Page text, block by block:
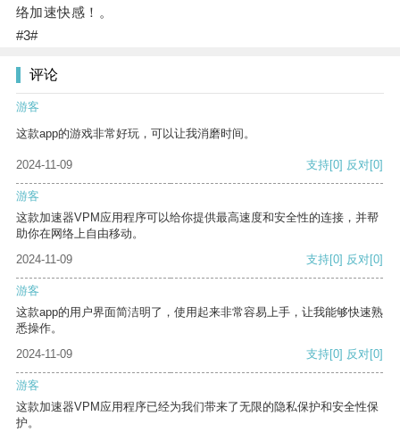
络加速快感！。
#3#
评论
游客
这款app的游戏非常好玩，可以让我消磨时间。
2024-11-09 支持[0] 反对[0]
游客
这款加速器VPM应用程序可以给你提供最高速度和安全性的连接，并帮
助你在网络上自由移动。
2024-11-09
支持[0] 反对[0]
游客
这款app的用户界面简洁明了，使用起来非常容易上手，让我能够快速熟
悉操作。
2024-11-09
支持[0] 反对[0]
游客
这款加速器VPM应用程序已经为我们带来了无限的隐私保护和安全性保
护。